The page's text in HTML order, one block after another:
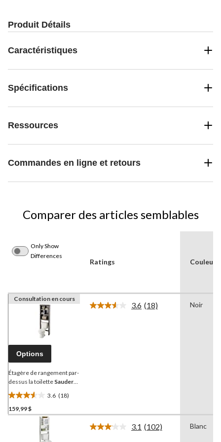
Produit Détails
Caractéristiques
Spécifications
Ressources
Commandes en ligne et retours
Comparer des articles semblables
Only Show
Differences
Ratings Couleur
Consultation en cours
Options
Étagère de rangement par-
dessus la toilette Sauder
Peppercorn, fini cerisier
cannelle
3.6 (18)
3.6
étoile(s)
159,99 $
3.6 Lire
(18) Noir
3.1 Lire
(102) Blanc